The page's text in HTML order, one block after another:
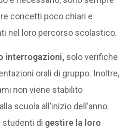
concetti poco chiari e
nel loro percorso scolastico.
interrogazioni, solo verifiche
orali di gruppo. Inoltre,
non viene stabilito
scuola all’inizio dell’anno.
studenti di gestire la loro